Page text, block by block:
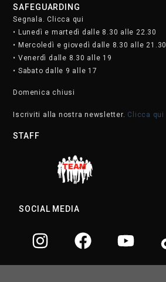
SAFEGUARDING
Segnala. Clicca qui
• Lunedì e martedì dalle 8.30 alle 22.30
• Mercoledì e giovedì dalle 8.30 alle 21.30
• Venerdì dalle 8.30 alle 19
• Sabato dalle 9 alle 17
Domenica chiusi
Iscriviti alla nostra newsletter. Clicca qui
STAFF
SOCIAL MEDIA